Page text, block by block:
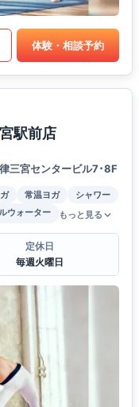
体験・相談予約
駅前店
三宮センタービル7･8F
常温ヨガ
シャワー
ウォーター もっと見る
定休日
毎週火曜日